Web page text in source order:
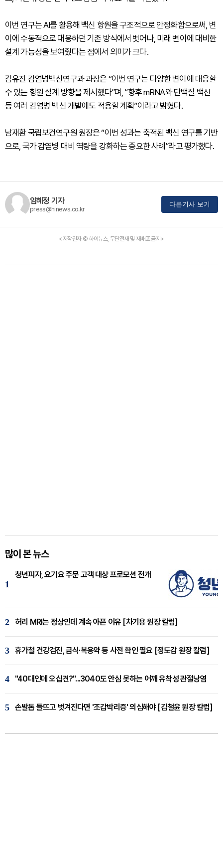
이번 연구는 AI를 활용해 백신 항원을 구조적으로 안정화함으로써, 변
이에 수동적으로 대응하던 기존 방식에서 벗어나, 미래 변이에 대비한
설계 가능성을 보여줬다는 점에서 의미가 크다.
김유진 감염병백신연구과 과장은 “이번 연구는 다양한 변이에 대응할
수 있는 항원 설계 방향을 제시했다”며, “향후 mRNA와 단백질 백신
등 여러 감염병 백신 개발에도 적용할 계획”이라고 밝혔다.
남재환 국립보건연구원 원장은 “이번 성과는 축적된 백신 연구를 기반
으로, 국가 감염병 대비 역량을 강화하는 중요한 사례”라고 평가했다.
임혜정 기자
press@hinews.co.kr
다른기사 보기
<저작권자 © 하이뉴스, 무단전재 및 재배포 금지>
많이 본 뉴스
1
청년피자, 요기요 주문 고객 대상 프로모션 전개
2 허리 MRI는 정상인데 계속 아픈 이유 [차기용 원장 칼럼]
3 휴가철 건강검진, 금식·복용약 등 사전 확인 필요 [정도감 원장 칼럼]
4 "40대인데 오십견?"...3040도 안심 못하는 어깨 유착성 관절낭염
5 손발톱 들뜨고 벗겨진다면 '조갑박리증' 의심해야 [김철윤 원장 칼럼]